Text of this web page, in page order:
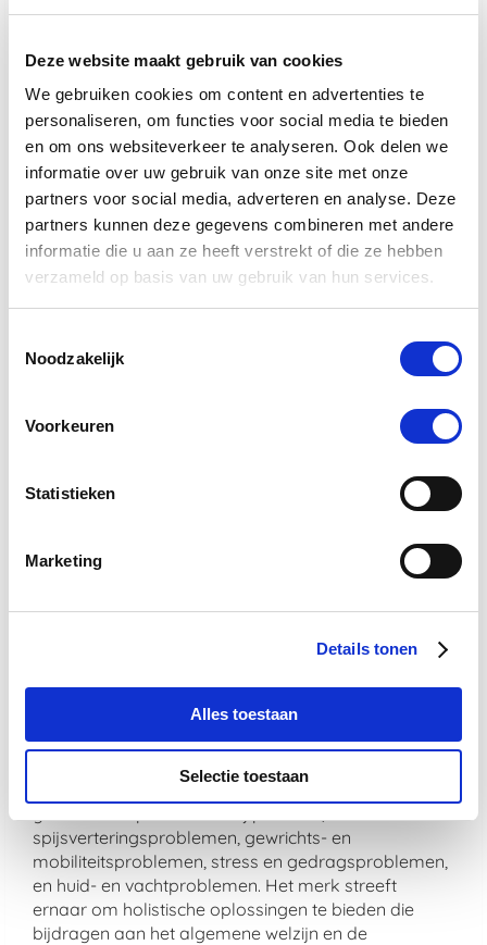
Deze website maakt gebruik van cookies
We gebruiken cookies om content en advertenties te
personaliseren, om functies voor social media te bieden
en om ons websiteverkeer te analyseren. Ook delen we
informatie over uw gebruik van onze site met onze
partners voor social media, adverteren en analyse. Deze
partners kunnen deze gegevens combineren met andere
informatie die u aan ze heeft verstrekt of die ze hebben
verzameld op basis van uw gebruik van hun services.
Noodzakelijk
Voorkeuren
Statistieken
Marketing
Details tonen
Alles toestaan
Selectie toestaan
verdient immers niets minder dan het beste, en dat is
Wat maakt De Paardendrogist uniek in
de markt voor paardensupplementen?
De Paardendrogist onderscheidt zich door zijn
toewijding aan kwaliteit en innovatie in de
gezondheidszorg van paarden. Met jarenlange
ervaring en een diepe kennis van paardenvoeding
en -welzijn, ontwikkelt De Paardendrogist
supplementen die nauwkeurig zijn afgestemd op de
vachtverzorging, elk product is samengesteld met
zorgvuldig geselecteerde ingrediënten om
Hoe zorgt De Paardendrogist voor de
producten?
producten zijn gegarandeerd door strenge
Welke soorten problemen adresseren
De Paardendrogist producten
voornamelijk?
spijsverteringsproblemen, gewrichts- en
mobiliteitsproblemen, stress en gedragsproblemen,
en huid- en vachtproblemen. Het merk streeft
ernaar om holistische oplossingen te bieden die
bijdragen aan het algemene welzijn en de